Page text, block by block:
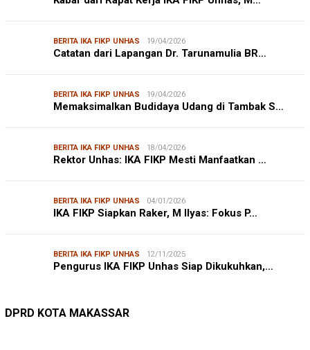
BERITA IKA FIKP UNHAS 19/04/2026
Catatan dari Lapangan Dr. Tarunamulia BR…
BERITA IKA FIKP UNHAS 19/04/2026
Memaksimalkan Budidaya Udang di Tambak S…
BERITA IKA FIKP UNHAS 18/04/2026
Rektor Unhas: IKA FIKP Mesti Manfaatkan …
BERITA IKA FIKP UNHAS 04/01/2026
IKA FIKP Siapkan Raker, M Ilyas: Fokus P…
BERITA IKA FIKP UNHAS 12/11/2025
Pengurus IKA FIKP Unhas Siap Dikukuhkan,…
DPRD KOTA MAKASSAR
Kepuasan Publik Tinggi, Andi Makmur Nila…